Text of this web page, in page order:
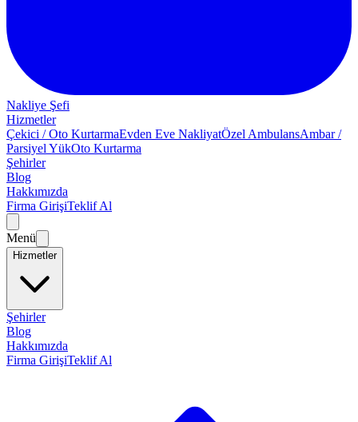
Nakliye Şefi
Hizmetler
Çekici / Oto KurtarmaEvden Eve NakliyatÖzel AmbulansAmbar /
Parsiyel YükOto Kurtarma
Şehirler
Blog
Hakkımızda
Firma GirişiTeklif Al
Menü
Hizmetler
Şehirler
Blog
Hakkımızda
Firma GirişiTeklif Al